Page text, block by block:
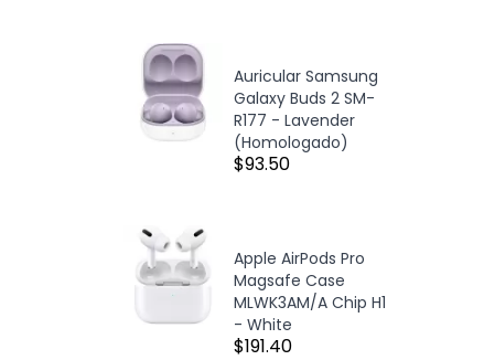
Auricular Samsung
Galaxy Buds 2 SM-
R177 - Lavender
(Homologado)
$93.50
Apple AirPods Pro
Magsafe Case
MLWK3AM/A Chip H1
- White
$191.40